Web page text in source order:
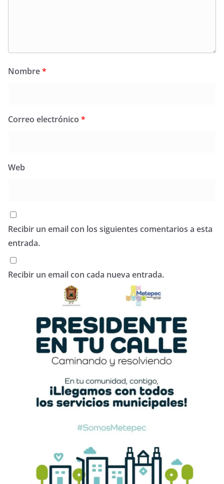
Nombre*
Correo electrónico *
Web
Recibir un email con los siguientes comentarios a esta
entrada.
Recibir un email con cada nueva entrada.